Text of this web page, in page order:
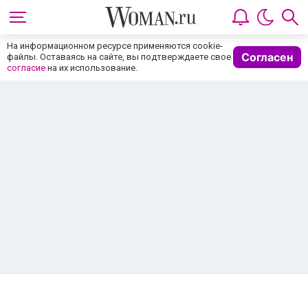
На информационном ресурсе применяются cookie-
файлы. Оставаясь на сайте, вы подтверждаете свое
согласие на их использование.
Согласен